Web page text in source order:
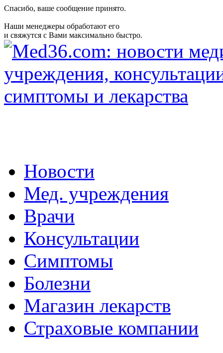
Спасибо, ваше сообщение принято.
Наши менеджеры обработают его
и свяжутся с Вами максимально быстро.
Новости
Мед. учреждения
Врачи
Консультации
Симптомы
Болезни
Магазин лекарств
Страховые компании